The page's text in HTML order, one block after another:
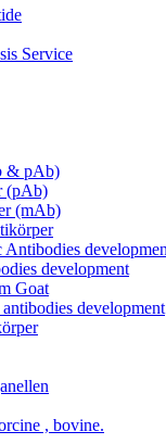
Service
& pAb)
(pAb)
(mAb)
Antibodies
development
Goat
development
, bovine.